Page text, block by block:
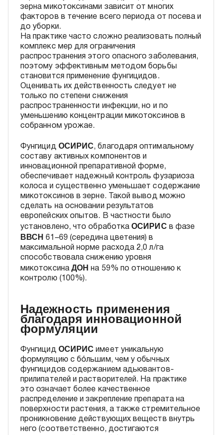
зерна микотоксинами зависит от многих
факторов в течение всего периода от посева и
до уборки.
На практике часто сложно реализовать полный
комплекс мер для ограничения
распространения этого опасного заболевания,
поэтому эффективным методом борьбы
становится применение фунгицидов.
Оценивать их действенность следует не
только по степени снижения
распространенности инфекции, но и по
уменьшению концентрации микотоксинов в
собранном урожае.
Фунгицид ОСИРИС, благодаря оптимальному
составу активных компонентов и
инновационной препаративной форме,
обеспечивает надежный контроль фузариоза
колоса и существенно уменьшает содержание
микотоксинов в зерне. Такой вывод можно
сделать на основании результатов
европейских опытов. В частности было
установлено, что обработкаОСИРИС в фазе
ВВСН61–69 (середина цветения) в
максимальной норме расхода 2,0 л/га
способствовала снижению уровня
микотоксина ДОНна 59% по отношению к
контролю (100%).
Надежность применения
благодаря инновационной
формуляции
Фунгицид ОСИРИСимеет уникальную
формуляцию с бόльшим, чем у обычных
фунгицидов содержанием адьювантов-
прилипателей и растворителей. На практике
это означает более качественное
распределение и закрепление препарата на
поверхности растения, а также стремительное
проникновение действующих веществ внутрь
него (соответственно, достигаются